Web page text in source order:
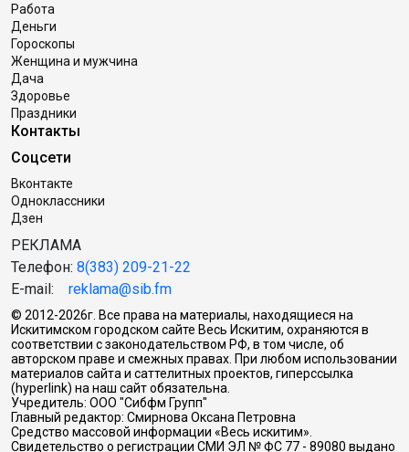
Работа
Деньги
Гороскопы
Женщина и мужчина
Дача
Здоровье
Праздники
Контакты
Соцсети
Вконтакте
Одноклассники
Дзен
РЕКЛАМА
Телефон: 8(383) 209-21-22
E-mail: reklama@sib.fm
© 2012-2026г. Все права на материалы, находящиеся на
Искитимском городском сайте Весь Искитим, охраняются в
соответствии с законодательством РФ, в том числе, об
авторском праве и смежных правах. При любом использовании
материалов сайта и саттелитных проектов, гиперссылка
(hyperlink) на наш сайт обязательна.
Учредитель: ООО "Сибфм Групп"
Главный редактор: Смирнова Оксана Петровна
Средство массовой информации «Весь искитим».
Свидетельство о регистрации СМИ ЭЛ № ФС 77 - 89080 выдано